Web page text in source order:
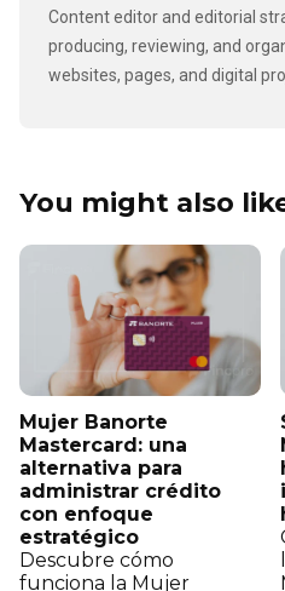
Content editor and editorial
producing, reviewing, and
websites, pages, and digital
You might also
Mujer Banorte
Mastercard: una
alternativa para
administrar crédito
con enfoque
estratégico
Descubre cómo
funciona la Mujer